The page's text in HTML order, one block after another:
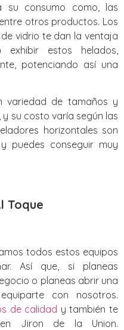
su consumo como, las
otros productos. Los
vidrio te dan la ventaja
estos helados,
potenciando así una
variedad de tamaños y
su costo varía según las
horizontales son
puedes conseguir muy
Toque
todos estos equipos
Así que, si planeas
o planeas abrir una
con nosotros.
de calidad y también te
Jiron de la Union.